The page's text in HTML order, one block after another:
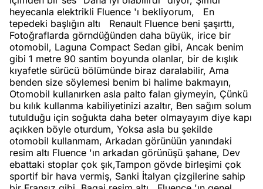
heyecanla elektrikli Fluence 'ı bekliyorum, En
tepedeki başlığın altı Renault Fluence beni şaşırttı,
Fotoğraflarda görndüğünden daha büyük, irice bir
otomobil, Laguna Compact Sedan gibi, Ancak benim
gibi 1 metre 90 santim boyunda olanlar, bir de kışlık
kıyafetle sürücü bölümünde biraz daralabilir, Ama
benden size söylemesi benim bi halime bakmayın,
Otomobil kullanırken asla palto falan giymeyin, Çünkü
bu kılık kullanma kabiliyetinizi azaltır, Ben sağım solum
tutulduğu için soğukta daha beter olmayayım diye kapı
açıkken böyle oturdum, Yoksa asla bu şekilde
otomobil kullanmam, Arkadan görünüün yanındaki
resim altı Fluence 'ın arkadan görünüşü şahane, Dev
ebattaki stoplar çok şık,Tampon gövde birleşimi çok
sportif bir hava vermiş, Sanki İtalyan çizgilerine sahip